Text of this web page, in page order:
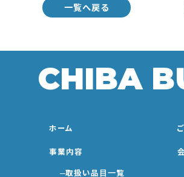
一覧へ戻る
CHIBA
ホーム
事業内容
取扱い品目一覧